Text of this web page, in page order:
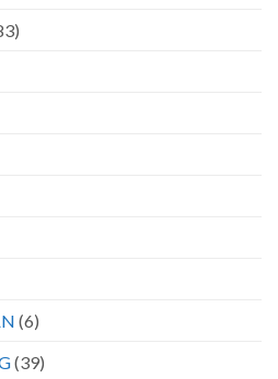
(6)
(39)